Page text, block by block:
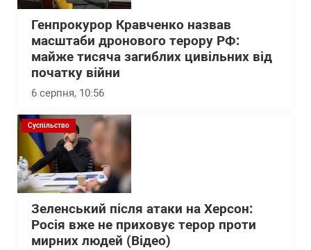
Генпрокурор Кравченко назвав
масштаби дронового терору РФ:
майже тисяча загиблих цивільних від
початку війни
6 серпня, 10:56
Суспільство
Зеленський після атаки на Херсон:
Росія вже не приховує терор проти
мирних людей (Відео)